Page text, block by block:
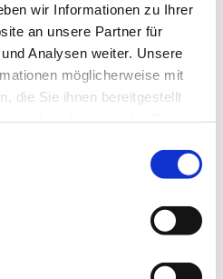
wir Informationen zu Ihrer
an unsere Partner für
Analysen weiter. Unsere
möglicherweise mit
die Sie ihnen bereitgestellt